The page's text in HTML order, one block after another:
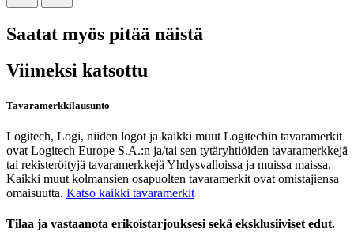
Saatat myös pitää näistä
Viimeksi katsottu
Tavaramerkkilausunto
Logitech, Logi, niiden logot ja kaikki muut Logitechin tavaramerkit
ovat Logitech Europe S.A.:n ja/tai sen tytäryhtiöiden tavaramerkkejä
tai rekisteröityjä tavaramerkkejä Yhdysvalloissa ja muissa maissa.
Kaikki muut kolmansien osapuolten tavaramerkit ovat omistajiensa
omaisuutta. Katso kaikki tavaramerkit
Tilaa ja vastaanota erikoistarjouksesi sekä eksklusiiviset edut.